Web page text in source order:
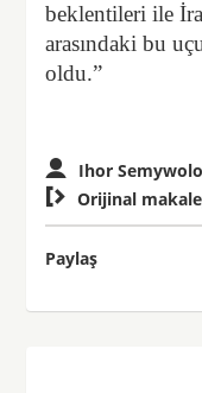
beklentileri ile
arasındaki bu
oldu.”
Ihor
 Orijinal
Paylaş